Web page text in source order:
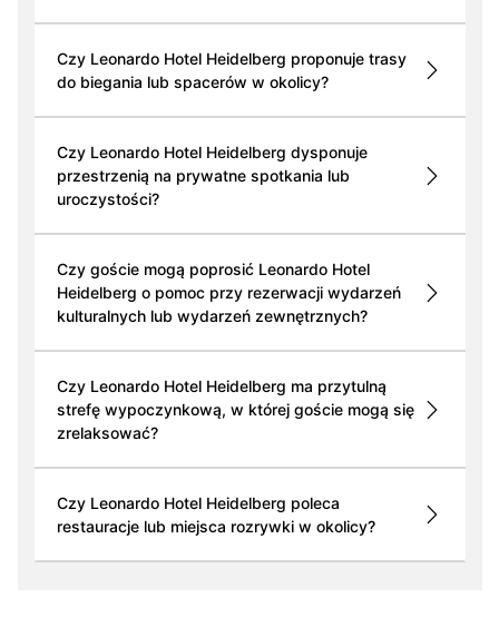
Czy Leonardo Hotel Heidelberg proponuje trasy
do biegania lub spacerów w okolicy?
Czy Leonardo Hotel Heidelberg dysponuje
przestrzenią na prywatne spotkania lub
uroczystości?
Czy goście mogą poprosić Leonardo Hotel
Heidelberg o pomoc przy rezerwacji wydarzeń
kulturalnych lub wydarzeń zewnętrznych?
Czy Leonardo Hotel Heidelberg ma przytulną
strefę wypoczynkową, w której goście mogą się
zrelaksować?
Czy Leonardo Hotel Heidelberg poleca
restauracje lub miejsca rozrywki w okolicy?